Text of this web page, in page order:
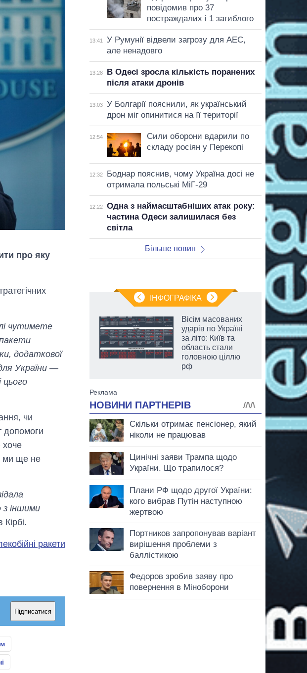
про яку
чутимете
додаткової
України —
цього
чи
допомоги
хоче
ми ще не
іншими
ракети
Підписатися
повідомив про 37
постраждалих і 1 загиблого
13:41
У Румунії відвели загрозу для АЕС,
але ненадовго
13:28
В Одесі зросла кількість поранених
після атаки дронів
13:03
У Болгарії пояснили, як український
дрон міг опинитися на її території
12:54
Сили оборони вдарили по
складу росіян у Перекопі
12:32
Боднар пояснив, чому Україна досі не
отримала польські МіГ-29
12:22
Одна з наймасштабніших атак року:
частина Одеси залишилася без
світла
Більше новин
ІНФОГРАФІКА
змінилася кількість
вступників на
магістратуру та
аспірантуру
Вісім масованих
ударів по Україні
за літо: Київ та
область стали
головною ціллю
рф